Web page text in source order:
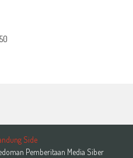
Side
Pemberitaan Media Siber